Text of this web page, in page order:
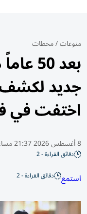
منوعات/محطات
بعد
جديد
اختفت في
8 أغسطس 2026 21:37 مساء
دقائق القراءة - 2
استمع دقائق القراءة - 2